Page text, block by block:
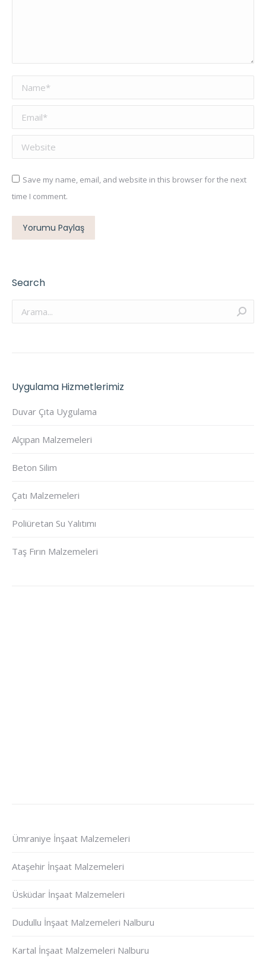
Name *
Email *
Website
Save my name, email, and website in this browser for the next
time I comment.
Yorumu Paylaş
Search
Arama:
Uygulama Hizmetlerimiz
Duvar Çıta Uygulama
Alçıpan Malzemeleri
Beton Silim
Çatı Malzemeleri
Poliüretan Su Yalıtımı
Taş Fırın Malzemeleri
Ümraniye İnşaat Malzemeleri
Ataşehir İnşaat Malzemeleri
Üsküdar İnşaat Malzemeleri
Dudullu İnşaat Malzemeleri Nalburu
Kartal İnşaat Malzemeleri Nalburu